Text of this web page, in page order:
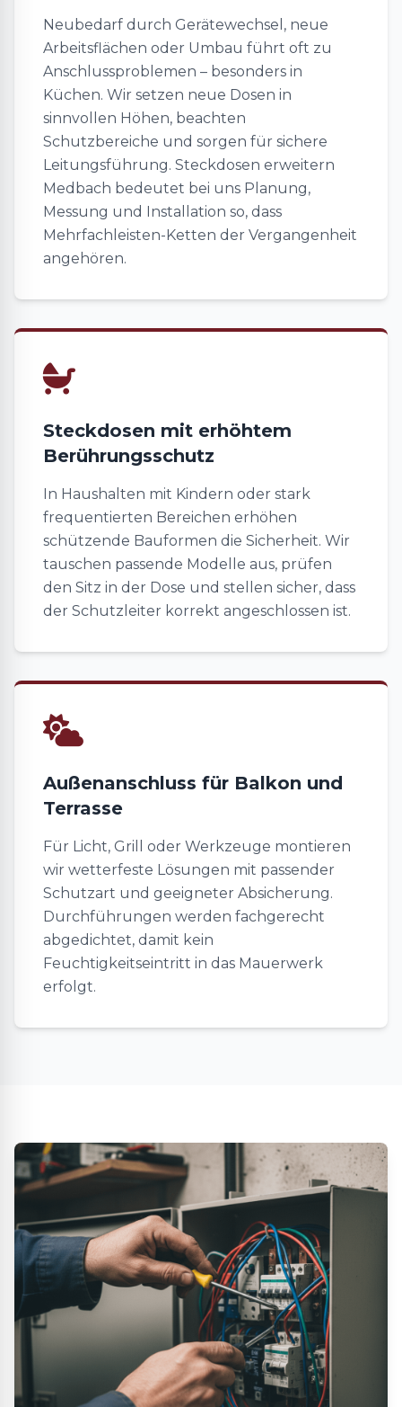
Neubedarf durch Gerätewechsel, neue
Arbeitsflächen oder Umbau führt oft zu
Anschlussproblemen – besonders in
Küchen. Wir setzen neue Dosen in
sinnvollen Höhen, beachten
Schutzbereiche und sorgen für sichere
Leitungsführung. Steckdosen erweitern
Medbach bedeutet bei uns Planung,
Messung und Installation so, dass
Mehrfachleisten-Ketten der Vergangenheit
angehören.
Steckdosen mit erhöhtem
Berührungsschutz
In Haushalten mit Kindern oder stark
frequentierten Bereichen erhöhen
schützende Bauformen die Sicherheit. Wir
tauschen passende Modelle aus, prüfen
den Sitz in der Dose und stellen sicher, dass
der Schutzleiter korrekt angeschlossen ist.
Außenanschluss für Balkon und
Terrasse
Für Licht, Grill oder Werkzeuge montieren
wir wetterfeste Lösungen mit passender
Schutzart und geeigneter Absicherung.
Durchführungen werden fachgerecht
abgedichtet, damit kein
Feuchtigkeitseintritt in das Mauerwerk
erfolgt.